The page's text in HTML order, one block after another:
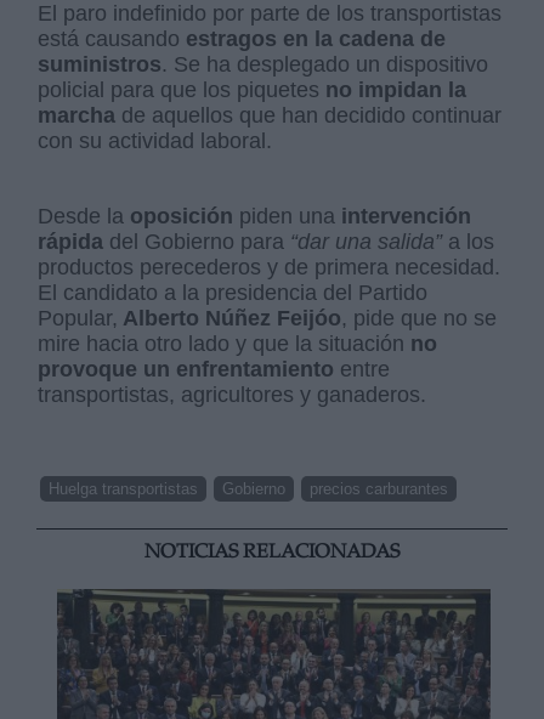
El paro indefinido por parte de los transportistas
está causando estragos en la cadena de
suministros. Se ha desplegado un dispositivo
policial para que los piquetes no impidan la
marcha de aquellos que han decidido continuar
con su actividad laboral.
Desde la oposición piden una intervención
rápida del Gobierno para “dar una salida”a los
productos perecederos y de primera necesidad.
El candidato a la presidencia del Partido
Popular, Alberto Núñez Feijóo, pide que no se
mire hacia otro lado y que la situación no
provoque un enfrentamiento entre
transportistas, agricultores y ganaderos.
Huelga transportistas Gobierno precios carburantes
NOTICIAS RELACIONADAS